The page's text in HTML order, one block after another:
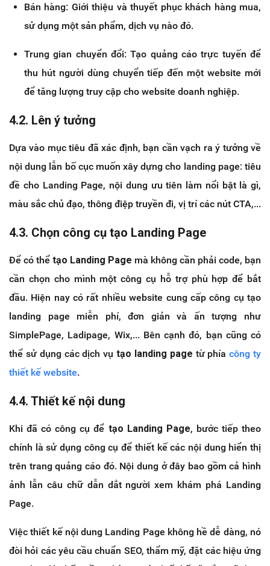
Bán hàng: Giới thiệu và thuyết phục khách hàng mua,
sử dụng một sản phẩm, dịch vụ nào đó.
Trung gian chuyển đổi: Tạo quảng cáo trực tuyến để
thu hút người dùng chuyển tiếp đến một website mới
để tăng lượng truy cập cho website doanh nghiệp.
4.2. Lên ý tưởng
Dựa vào mục tiêu đã xác định, bạn cần vạch ra ý tưởng về
nội dung lẫn bố cục muốn xây dựng cho landing page: tiêu
đề cho Landing Page, nội dung ưu tiên làm nổi bật là gì,
màu sắc chủ đạo, thông điệp truyền đi, vị trí các nút CTA,...
4.3. Chọn công cụ tạo Landing Page
Để có thể tạo Landing Page mà không cần phải code, bạn
cần chọn cho mình một công cụ hỗ trợ phù hợp để bắt
đầu. Hiện nay có rất nhiều website cung cấp công cụ tạo
landing page miễn phí, đơn giản và ấn tượng như
SimplePage, Ladipage, Wix,... Bên cạnh đó, bạn cũng có
thể sử dụng các dịch vụ tạo landing page từ phíacông ty
thiết kế website.
4.4. Thiết kế nội dung
Khi đã có công cụ để tạo Landing Page, bước tiếp theo
chính là sử dụng công cụ để thiết kế các nội dung hiển thị
trên trang quảng cáo đó. Nội dung ở đây bao gồm cả hình
ảnh lẫn câu chữ dẫn dắt người xem khám phá Landing
Page.
Việc thiết kế nội dung Landing Page không hề dễ dàng, nó
đòi hỏi các yêu cầu chuẩn SEO, thẩm mỹ, đặt các hiệu ứng